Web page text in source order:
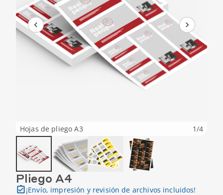
Hojas de pliego A3 1/4
Pliego A4
¡Envío, impresión y revisión de archivos incluidos!